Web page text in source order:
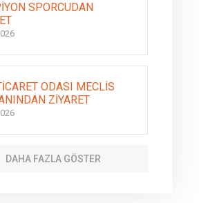
SPORCUDAN
ODASI MECLİS
ZİYARET
DAHA FAZLA GÖSTER